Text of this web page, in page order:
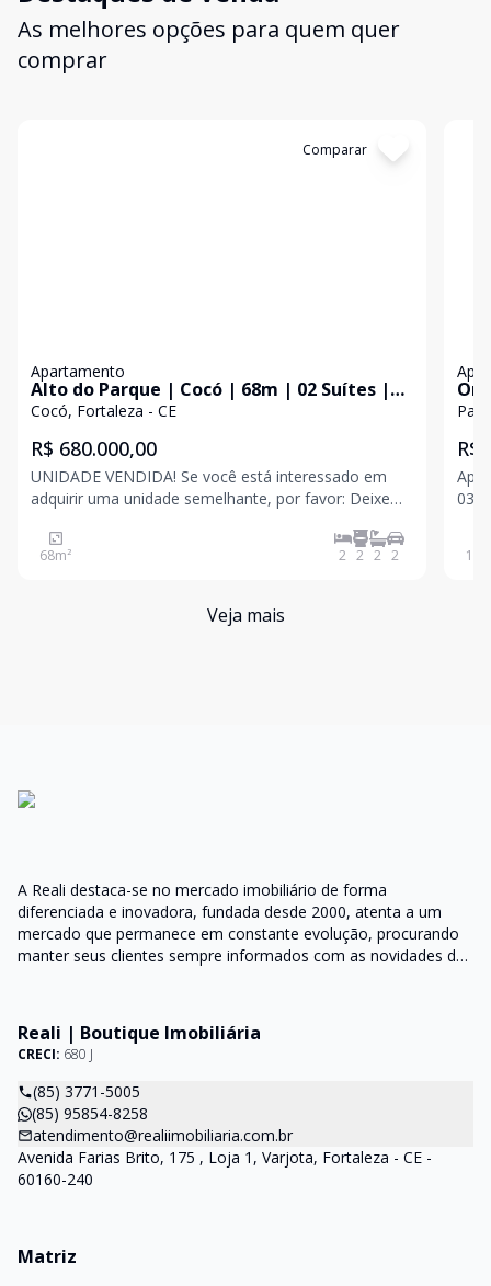
As melhores opções para quem quer
comprar
Comparar
Apartamento
Alto do Parque | Cocó | 68m | 02 Suítes |
02 Vagas
Cocó, Fortaleza - CE
R$ 680.000,00
UNIDADE VENDIDA! Se você está interessado em
adquirir uma unidade semelhante, por favor: Deixe
WhatsApp da SDV. (85) 98210-1377 / (85) 9444-1428
Apartamento Cocó Área privativa: 68m²; 02 suítes,
68m² 2 2 2 2
|
R$
03
113
Veja mais
A Reali destaca-se no mercado imobiliário de forma
diferenciada e inovadora, fundada desde 2000, atenta a um
mercado que permanece em constante evolução, procurando
manter seus clientes sempre informados com as novidades do
Reali | Boutique Imobiliária
CRECI: 680 J
(85) 3771-5005
(85) 95854-8258
atendimento@realiimobiliaria.com.br
Avenida Farias Brito, 175 , Loja 1, Varjota, Fortaleza - CE -
60160-240
Matriz